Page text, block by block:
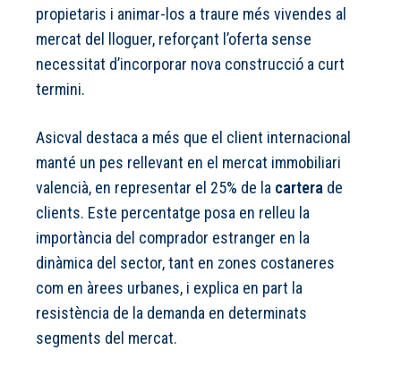
propietaris i animar-los a traure més vivendes al
mercat del lloguer, reforçant l’oferta sense
necessitat d’incorporar nova construcció a curt
termini.
Asicval destaca a més que el client internacional
manté un pes rellevant en el mercat immobiliari
valencià, en representar el 25% de la cartera de
clients. Este percentatge posa en relleu la
importància del comprador estranger en la
dinàmica del sector, tant en zones costaneres
com en àrees urbanes, i explica en part la
resistència de la demanda en determinats
segments del mercat.